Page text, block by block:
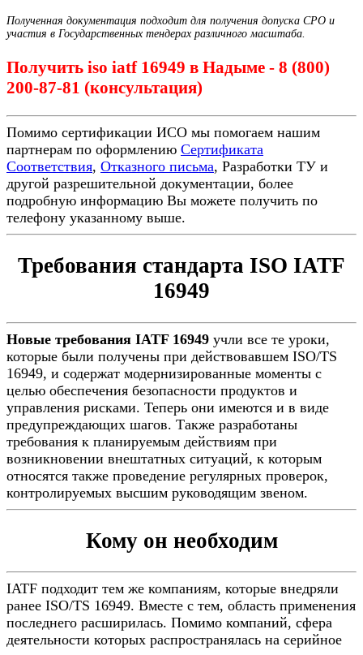
Полученная документация подходит для получения допуска СРО и
участия в Государственных тендерах различного масштаба.
Получить iso iatf 16949 в Надыме - 8 (800)
200-87-81 (консультация)
Помимо сертификации ИСО мы помогаем нашим
партнерам по оформлению Сертификата
Соответствия, Отказного письма, Разработки ТУ и
другой разрешительной документации, более
подробную информацию Вы можете получить по
телефону указанному выше.
Требования стандарта ISO IATF
16949
Новые требования IATF 16949 учли все те уроки,
которые были получены при действовавшем ISO/TS
16949, и содержат модернизированные моменты с
целью обеспечения безопасности продуктов и
управления рисками. Теперь они имеются и в виде
предупреждающих шагов. Также разработаны
требования к планируемым действиям при
возникновении внештатных ситуаций, к которым
относятся также проведение регулярных проверок,
контролируемых высшим руководящим звеном.
Кому он необходим
IATF подходит тем же компаниям, которые внедряли
ранее ISO/TS 16949. Вместе с тем, область применения
последнего расширилась. Помимо компаний, сфера
деятельности которых распространялась на серийное